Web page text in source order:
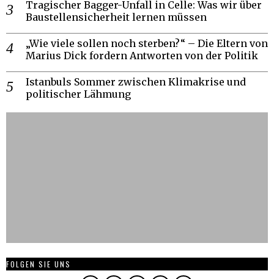
Tragischer Bagger-Unfall in Celle: Was wir über
Baustellensicherheit lernen müssen
„Wie viele sollen noch sterben?“ – Die Eltern von
Marius Dick fordern Antworten von der Politik
Istanbuls Sommer zwischen Klimakrise und
politischer Lähmung
FOLGEN SIE UNS